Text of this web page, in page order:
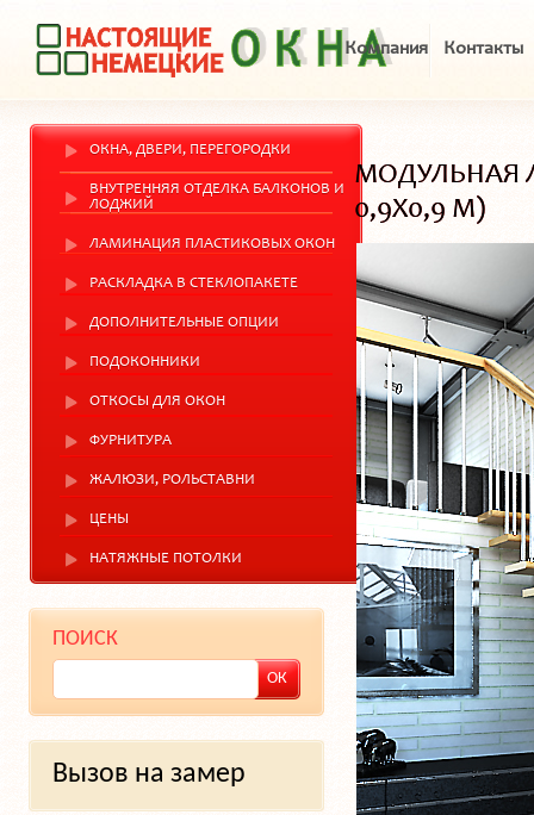
Компания Контакты
ОКНА, ДВЕРИ, ПЕРЕГОРОДКИ
ВНУТРЕННЯЯ ОТДЕЛКА БАЛКОНОВ И
ЛОДЖИЙ
ЛАМИНАЦИЯ ПЛАСТИКОВЫХ ОКОН
РАСКЛАДКА В СТЕКЛОПАКЕТЕ
ДОПОЛНИТЕЛЬНЫЕ ОПЦИИ
ПОДОКОННИКИ
ОТКОСЫ ДЛЯ ОКОН
ФУРНИТУРА
ЖАЛЮЗИ, РОЛЬСТАВНИ
ЦЕНЫ
НАТЯЖНЫЕ ПОТОЛКИ
ПОИСК
Вызов на замер
МОДУЛЬНАЯ
0,9Х0,9 М)